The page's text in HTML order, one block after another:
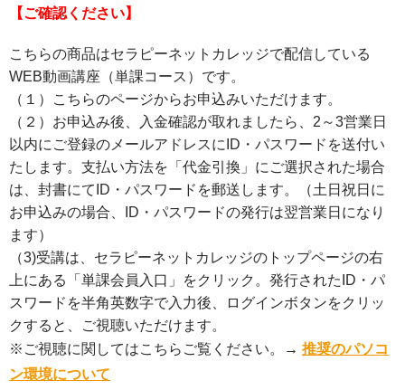
【ご確認ください】
こちらの商品はセラピーネットカレッジで配信している
WEB動画講座（単課コース）です。
（１）こちらのページからお申込みいただけます。
（２）お申込み後、入金確認が取れましたら、2～3営業日
以内にご登録のメールアドレスにID・パスワードを送付い
たします。支払い方法を「代金引換」にご選択された場合
は、封書にてID・パスワードを郵送します。（土日祝日に
お申込みの場合、ID・パスワードの発行は翌営業日になり
ます）
（3)受講は、セラピーネットカレッジのトップページの右
上にある「単課会員入口」をクリック。発行されたID・パ
スワードを半角英数字で入力後、ログインボタンをクリッ
クすると、ご視聴いただけます。
※ご視聴に関してはこちらご覧ください。→ 推奨のパソコ
ン環境について